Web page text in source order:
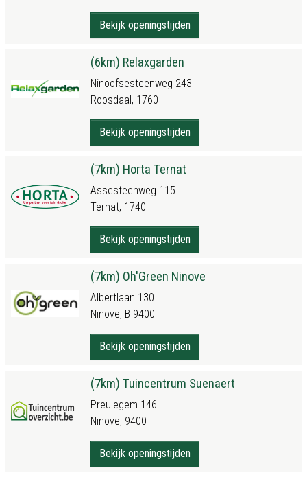
Bekijk openingstijden
(6km) Relaxgarden
Ninoofsesteenweg 243
Roosdaal, 1760
Bekijk openingstijden
(7km) Horta Ternat
Assesteenweg 115
Ternat, 1740
Bekijk openingstijden
(7km) Oh'Green Ninove
Albertlaan 130
Ninove, B-9400
Bekijk openingstijden
(7km) Tuincentrum Suenaert
Preulegem 146
Ninove, 9400
Bekijk openingstijden